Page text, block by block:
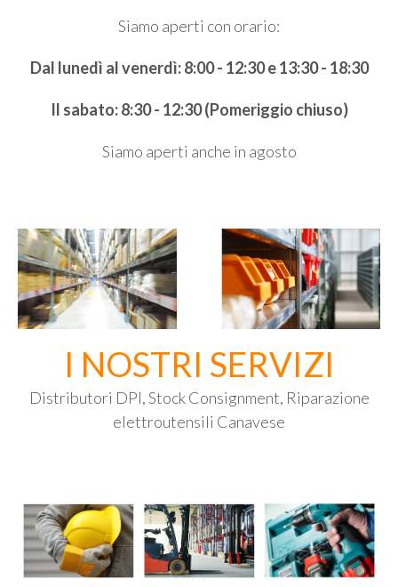
Siamo aperti con orario:
Dal lunedì al venerdì: 8:00 - 12:30 e 13:30 - 18:30
Il sabato: 8:30 - 12:30 (Pomeriggio chiuso)
Siamo aperti anche in agosto
I NOSTRI SERVIZI
Distributori DPI, Stock Consignment, Riparazione
elettroutensili Canavese